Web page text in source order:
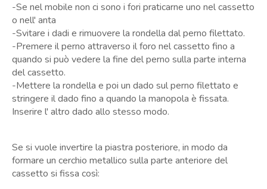
-Se nel mobile non ci sono i fori praticarne uno nel cassetto
o nell' anta
-Svitare i dadi e rimuovere la rondella dal perno filettato.
-Premere il perno attraverso il foro nel cassetto fino a
quando si può vedere la fine del perno sulla parte interna
del cassetto.
-Mettere la rondella e poi un dado sul perno filettato e
stringere il dado fino a quando la manopola è fissata.
Inserire l' altro dado allo stesso modo.
Se si vuole invertire la piastra posteriore, in modo da
formare un cerchio metallico sulla parte anteriore del
cassetto si fissa così: